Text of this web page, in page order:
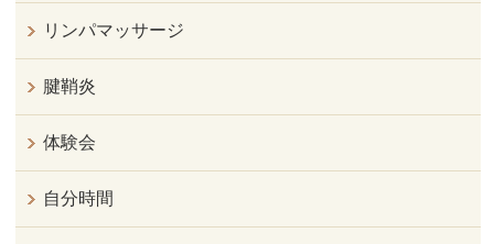
リンパマッサージ
腱鞘炎
体験会
自分時間